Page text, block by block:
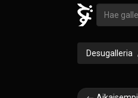
Desugalleria